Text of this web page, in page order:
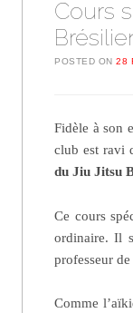
Cours
POSTED ON28
Fidèle à son
club est ravi
du Jiu Jitsu
Ce cours
ordinaire. Il
professeur de
Comme